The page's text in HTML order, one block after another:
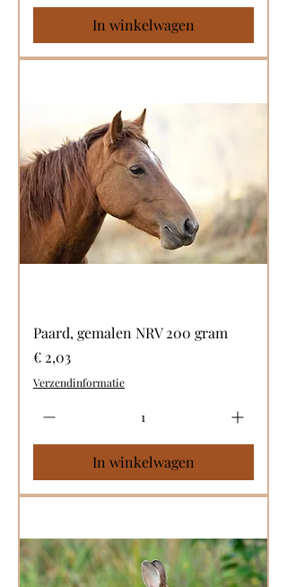
In winkelwagen
Paard, gemalen NRV 200 gram
Prijs
€ 2,03
Verzendinformatie
In winkelwagen